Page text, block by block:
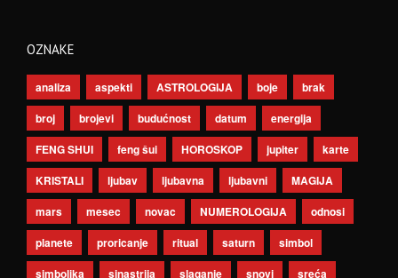
OZNAKE
analiza aspekti ASTROLOGIJA boje
brak
broj
brojevi budućnost datum
energija
FENG SHUI
feng šui HOROSKOP jupiter
karte
KRISTALI
ljubav ljubavna ljubavni
MAGIJA
mars
mesec novac NUMEROLOGIJA
odnosi
planete
proricanje ritual saturn
simbol
simbolika
sinastrija slaganje snovi sreća